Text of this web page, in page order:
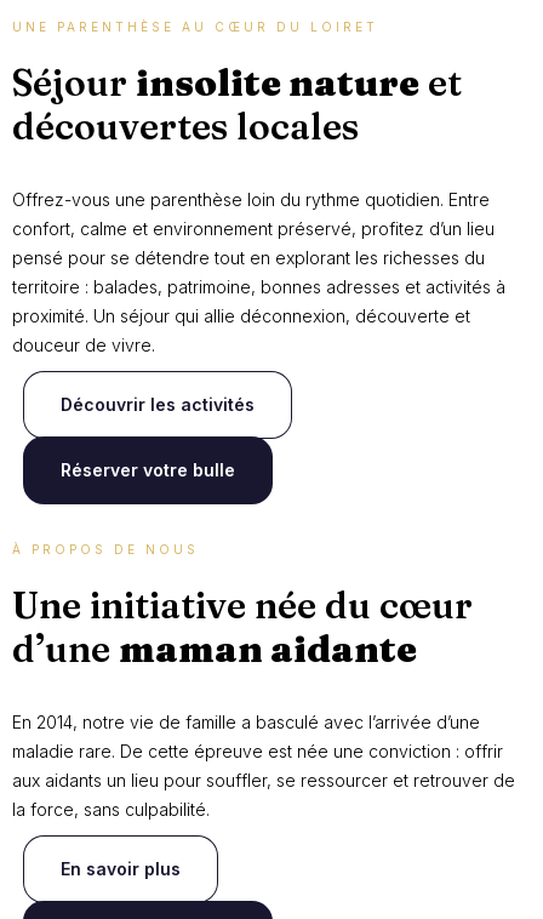
UNE PARENTHÈSE AU CŒUR DU LOIRET
Séjour insolite nature et
découvertes locales
Offrez-vous une parenthèse loin du rythme quotidien. Entre
confort, calme et environnement préservé, profitez d’un lieu
pensé pour se détendre tout en explorant les richesses du
territoire : balades, patrimoine, bonnes adresses et activités à
proximité. Un séjour qui allie déconnexion, découverte et
douceur de vivre.
Découvrir les activités
Réserver votre bulle
À PROPOS DE NOUS
Une initiative née du cœur
d’une maman aidante
En 2014, notre vie de famille a basculé avec l’arrivée d’une
maladie rare. De cette épreuve est née une conviction : offrir
aux aidants un lieu pour souffler, se ressourcer et retrouver de
la force, sans culpabilité.
En savoir plus